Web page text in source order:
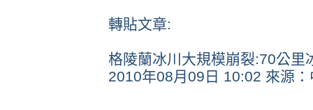
轉貼文章:
格陵蘭冰川大規模崩裂:70公里
2010年08月09日 10:02 來源